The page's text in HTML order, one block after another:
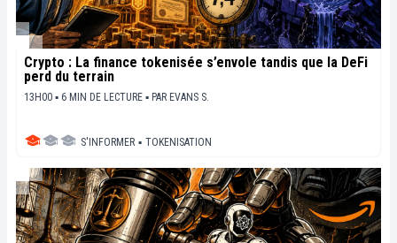
Crypto : La finance tokenisée s’envole tandis que la DeFi
perd du terrain
13H00 ▪ 6 MIN DE LECTURE ▪ PAR EVANS S.
S'INFORMER ▪ TOKENISATION